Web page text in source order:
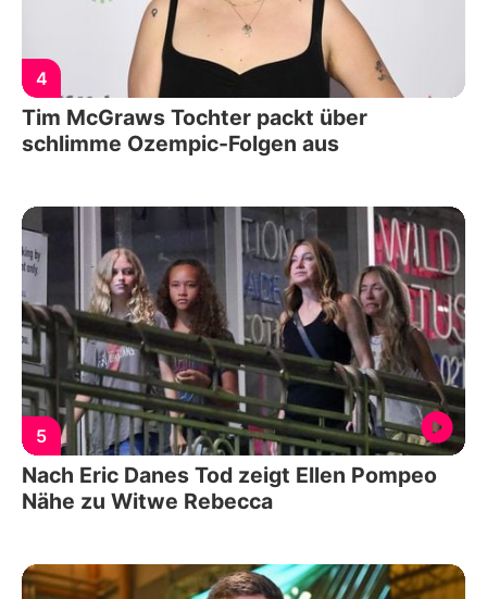
4
Tim McGraws Tochter packt über
schlimme Ozempic-Folgen aus
5
Nach Eric Danes Tod zeigt Ellen Pompeo
Nähe zu Witwe Rebecca